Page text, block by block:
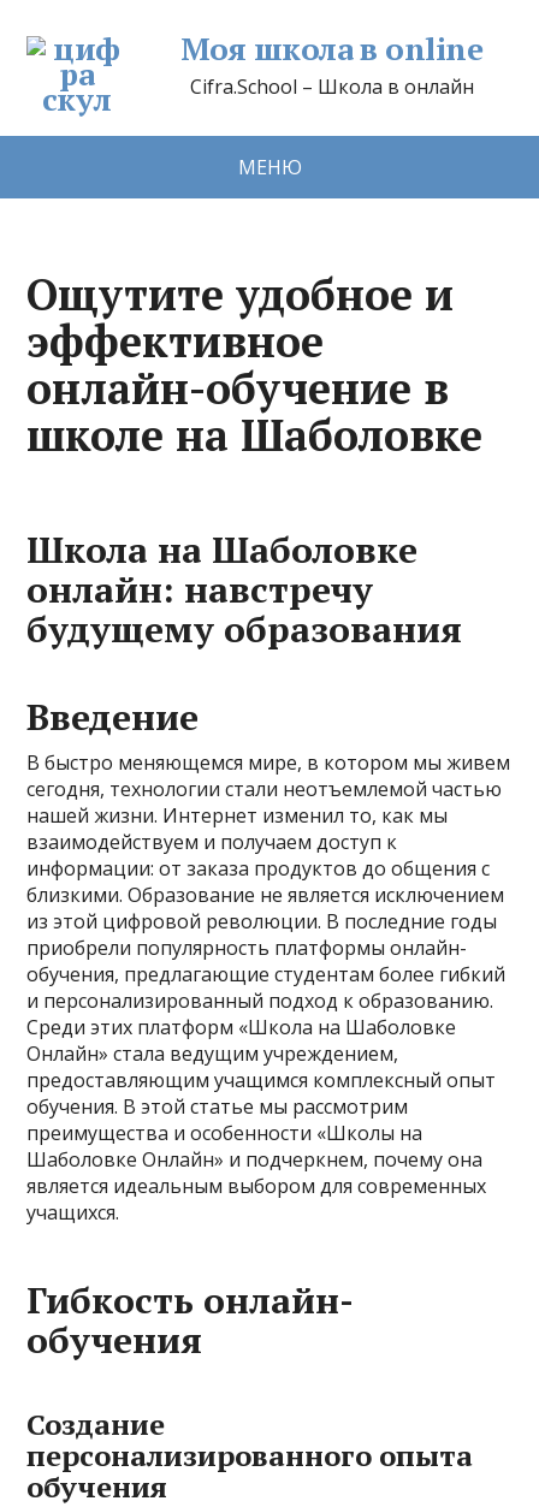
Моя школа в online
Cifra.School – Школа в онлайн
МЕНЮ
Ощутите удобное и
эффективное
онлайн-обучение в
школе на Шаболовке
Школа на Шаболовке
онлайн: навстречу
будущему образования
Введение
В быстро меняющемся мире, в котором мы живем
сегодня, технологии стали неотъемлемой частью
нашей жизни. Интернет изменил то, как мы
взаимодействуем и получаем доступ к
информации: от заказа продуктов до общения с
близкими. Образование не является исключением
из этой цифровой революции. В последние годы
приобрели популярность платформы онлайн-
обучения, предлагающие студентам более гибкий
и персонализированный подход к образованию.
Среди этих платформ «Школа на Шаболовке
Онлайн» стала ведущим учреждением,
предоставляющим учащимся комплексный опыт
обучения. В этой статье мы рассмотрим
преимущества и особенности «Школы на
Шаболовке Онлайн» и подчеркнем, почему она
является идеальным выбором для современных
учащихся.
Гибкость онлайн-
обучения
Создание
персонализированного опыта
обучения